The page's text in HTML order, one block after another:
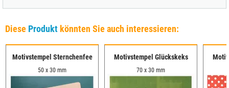
Diese Produkt könnten Sie auch interessieren:
Motivstempel Sternchenfee
50 x 30 mm
Motivstempel Glückskeks
70 x 30 mm